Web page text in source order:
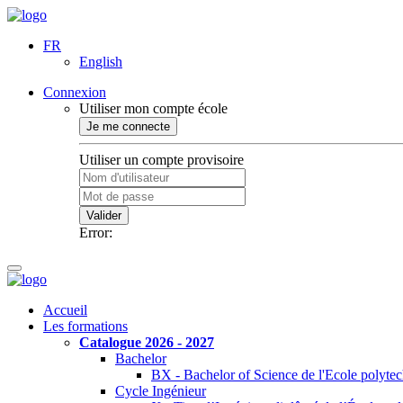
FR
English
Connexion
Utiliser mon compte école
Je me connecte
Utiliser un compte provisoire
Valider
Error:
Accueil
Les formations
Catalogue 2026 - 2027
Bachelor
BX - Bachelor of Science de l'Ecole
Cycle Ingénieur